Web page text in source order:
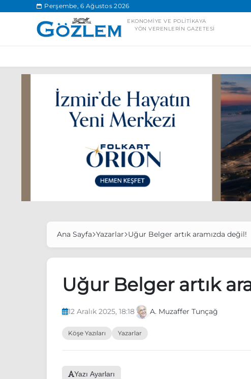
Perşembe, 6 Ağustos 2026
EKONOMIYE VE POLITIKAYA
YÖN VERENLERIN GAZETESI
Ünlü çift bir etkinliğe
Ana Sayfa Yazarlar Uğur Belger artık aramızda değil!
Uğur Belger artık
12 Aralık 2025, 18:18 A. Muzaffer Tunçağ
Köşe Yazıları Yazarlar
Yazı Ayarları